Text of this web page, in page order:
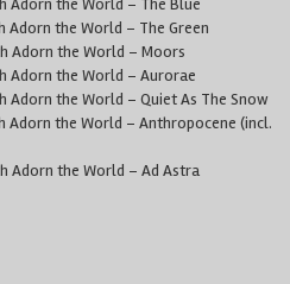
Adorn the World – The Blue
Adorn the World – The Green
Adorn the World – Moors
Adorn the World – Aurorae
Adorn the World – Quiet As The Snow
Adorn the World – Anthropocene (incl.
Adorn the World – Ad Astra